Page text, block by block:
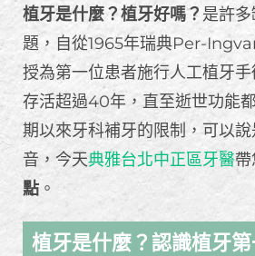
植牙是什麼？植牙好嗎？ 是許
題，自從1965年瑞典Per-
授為第一位患者施行人工植牙
存活超過40年，直至逝世功能
期以來牙科補牙的限制，可以
音，今天典雅台北中正區牙醫
點 。
植牙是什麼？認識植牙